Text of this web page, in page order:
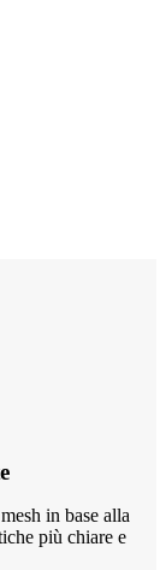
in base alla
più chiare e